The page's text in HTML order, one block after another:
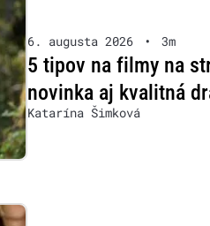
6. augusta 2026 • 3m
5 tipov na filmy na
novinka aj kvalitná
Katarína Šimková